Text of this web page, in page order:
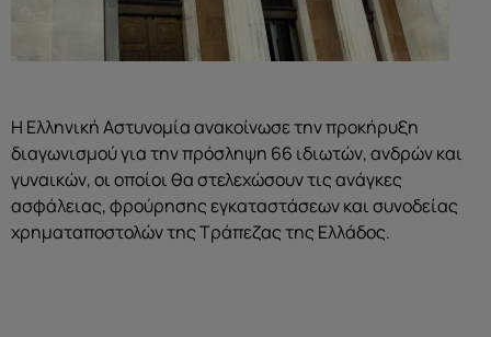
Η Ελληνική Αστυνομία ανακοίνωσε την προκήρυξη
διαγωνισμού για την πρόσληψη 66 ιδιωτών, ανδρών και
γυναικών, οι οποίοι θα στελεχώσουν τις ανάγκες
ασφάλειας, φρούρησης εγκαταστάσεων και συνοδείας
χρηματαποστολών της Τράπεζας της Ελλάδος.